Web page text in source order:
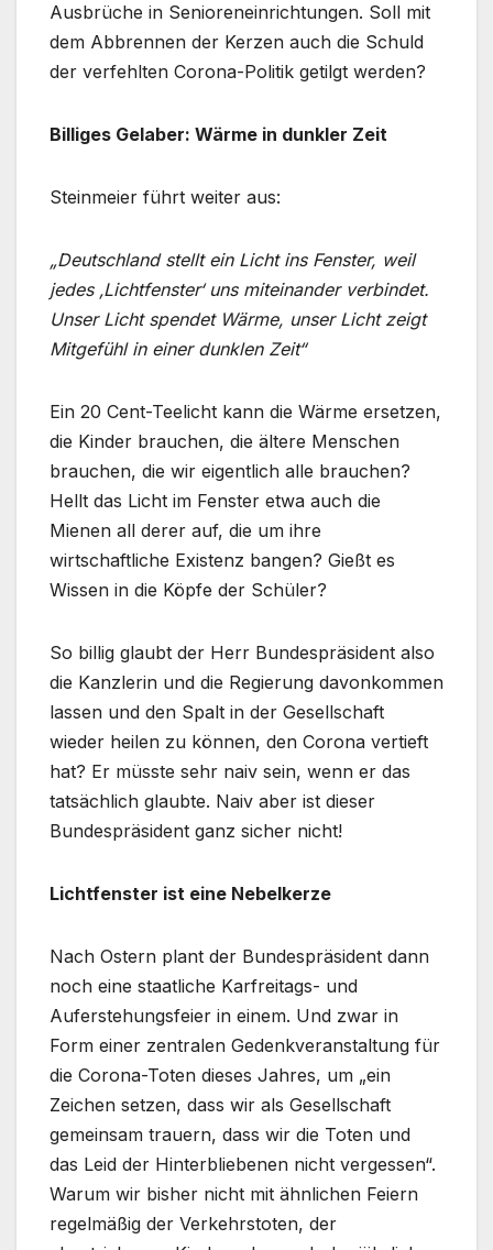
Ausbrüche in Senioreneinrichtungen. Soll mit
dem Abbrennen der Kerzen auch die Schuld
der verfehlten Corona-Politik getilgt werden?
Billiges Gelaber: Wärme in dunkler Zeit
Steinmeier führt weiter aus:
„Deutschland stellt ein Licht ins Fenster, weil
jedes ‚Lichtfenster‘ uns miteinander verbindet.
Unser Licht spendet Wärme, unser Licht zeigt
Mitgefühl in einer dunklen Zeit“
Ein 20 Cent-Teelicht kann die Wärme ersetzen,
die Kinder brauchen, die ältere Menschen
brauchen, die wir eigentlich alle brauchen?
Hellt das Licht im Fenster etwa auch die
Mienen all derer auf, die um ihre
wirtschaftliche Existenz bangen? Gießt es
Wissen in die Köpfe der Schüler?
So billig glaubt der Herr Bundespräsident also
die Kanzlerin und die Regierung davonkommen
lassen und den Spalt in der Gesellschaft
wieder heilen zu können, den Corona vertieft
hat? Er müsste sehr naiv sein, wenn er das
tatsächlich glaubte. Naiv aber ist dieser
Bundespräsident ganz sicher nicht!
Lichtfenster ist eine Nebelkerze
Nach Ostern plant der Bundespräsident dann
noch eine staatliche Karfreitags- und
Auferstehungsfeier in einem. Und zwar in
Form einer zentralen Gedenkveranstaltung für
die Corona-Toten dieses Jahres, um „ein
Zeichen setzen, dass wir als Gesellschaft
gemeinsam trauern, dass wir die Toten und
das Leid der Hinterbliebenen nicht vergessen“.
Warum wir bisher nicht mit ähnlichen Feiern
regelmäßig der Verkehrstoten, der